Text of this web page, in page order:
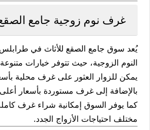
غرف نوم زوجية جامع
يُعد سوق جامع الصقع للأثاث في طرابلس
النوم الزوجية، حيث تتوفر خيارات
يمكن للزوار العثور على غرف محلية
بالإضافة إلى غرف مستوردة بأسعار
كما يوفر السوق إمكانية شراء غرف
مختلف احتياجات الأزواج الجدد.